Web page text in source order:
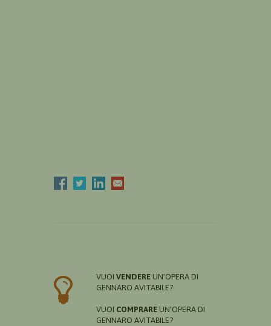
VUOI VENDERE UN'OPERA DI
GENNARO AVITABILE?
VUOI COMPRARE UN'OPERA DI
GENNARO AVITABILE?